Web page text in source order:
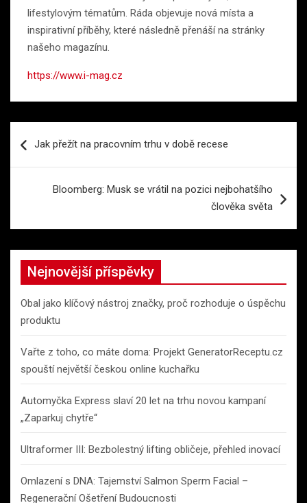
lifestylovým tématům. Ráda objevuje nová místa a
inspirativní příběhy, které následně přenáší na stránky
našeho magazínu.
https://www.i-mag.cz
proJak přežít na pracovním trhu v době recese
Bloomberg: Musk se vrátil na pozici nejbohatšího
člověka světa
Nejnovější příspěvky
Obal jako klíčový nástroj značky, proč rozhoduje o úspěchu
produktu
Vařte z toho, co máte doma: Projekt GeneratorReceptu.cz
spouští největší českou online kuchařku
Automyčka Express slaví 20 let na trhu novou kampaní
„Zaparkuj chytře“
Ultraformer III: Bezbolestný lifting obličeje, přehled inovací
Omlazení s DNA: Tajemství Salmon Sperm Facial –
Regenerační Ošetření Budoucnosti